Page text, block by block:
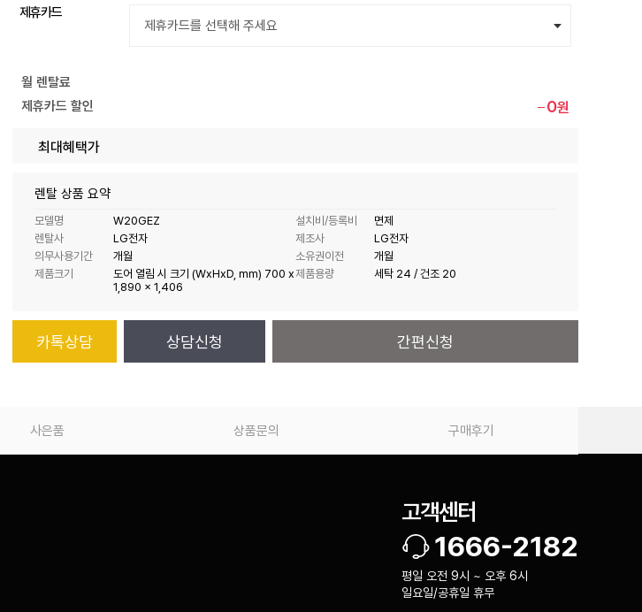
제휴카드
월 렌탈료
제휴카드 할인
0원
최대혜택가
렌탈 상품 요약
모델명 W20GEZ 설치비/등록비
면제
렌탈사
LG전자 제조사
LG전자
의무사용기간
개월 소유권이전
개월
제품크기
도어 열림 시 크기 (WxHxD, mm) 700 x
1,890 x 1,406
제품용량 세탁 24 / 건조 20
카톡상담 상담신청 간편신청
사은품 상품문의 구매후기
고객센터
1666-2182
평일 오전 9시 ~ 오후 6시
일요일/공휴일 휴무